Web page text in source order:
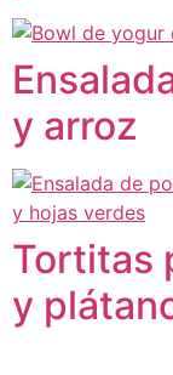
y arroz
Tortitas
y